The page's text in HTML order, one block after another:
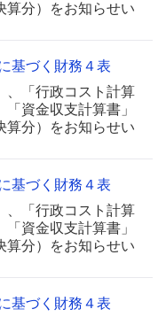
算分）をお知らせい
基づく財務４表
、「行政コスト計算
資金収支計算書」
算分）をお知らせい
基づく財務４表
、「行政コスト計算
資金収支計算書」
算分）をお知らせい
基づく財務４表